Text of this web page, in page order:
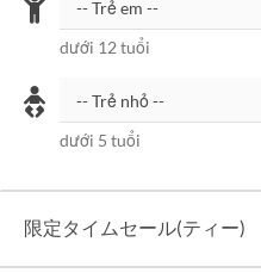
dưới 12 tuổi
dưới 5 tuổi
限定タイムセール(ティー)